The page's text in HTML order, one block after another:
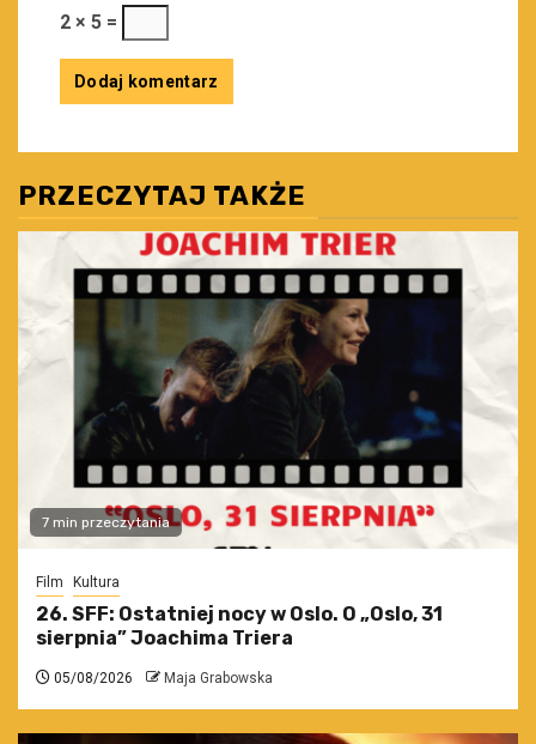
2 × 5 =
PRZECZYTAJ TAKŻE
7 min przeczytania
Film Kultura
26. SFF: Ostatniej nocy w Oslo. O „Oslo, 31
sierpnia” Joachima Triera
05/08/2026 Maja Grabowska